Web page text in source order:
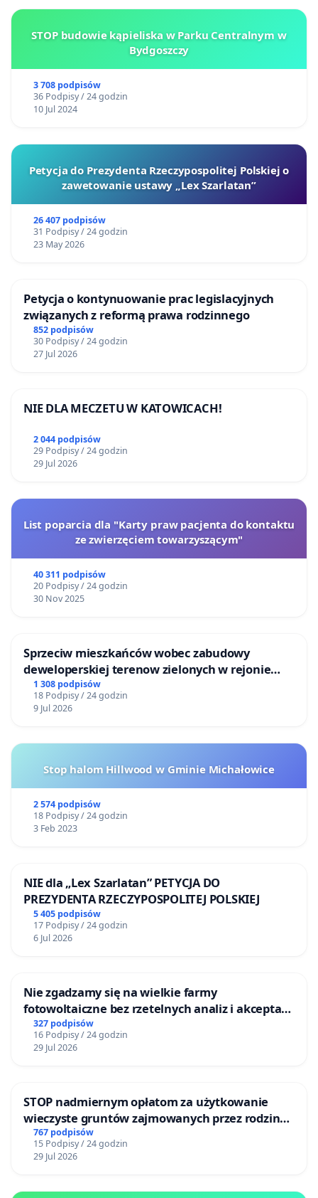
STOP budowie kąpieliska w Parku Centralnym w
Bydgoszczy
3 708 podpisów
36 Podpisy / 24 godzin
10 Jul 2024
Petycja do Prezydenta Rzeczypospolitej Polskiej o
zawetowanie ustawy „Lex Szarlatan”
26 407 podpisów
31 Podpisy / 24 godzin
23 May 2026
Petycja o kontynuowanie prac legislacyjnych
związanych z reformą prawa rodzinnego
852 podpisów
30 Podpisy / 24 godzin
27 Jul 2026
NIE DLA MECZETU W KATOWICACH!
2 044 podpisów
29 Podpisy / 24 godzin
29 Jul 2026
List poparcia dla "Karty praw pacjenta do kontaktu
ze zwierzęciem towarzyszącym"
40 311 podpisów
20 Podpisy / 24 godzin
30 Nov 2025
Sprzeciw mieszkańców wobec zabudowy
deweloperskiej terenow zielonych w rejonie
Bulwarów Straceńskich w Bielsku-Białej
1 308 podpisów
18 Podpisy / 24 godzin
9 Jul 2026
Stop halom Hillwood w Gminie Michałowice
2 574 podpisów
18 Podpisy / 24 godzin
3 Feb 2023
NIE dla „Lex Szarlatan” PETYCJA DO
PREZYDENTA RZECZYPOSPOLITEJ POLSKIEJ
5 405 podpisów
17 Podpisy / 24 godzin
6 Jul 2026
Nie zgadzamy się na wielkie farmy
fotowoltaiczne bez rzetelnych analiz i akceptacji
mieszkańców
327 podpisów
16 Podpisy / 24 godzin
29 Jul 2026
STOP nadmiernym opłatom za użytkowanie
wieczyste gruntów zajmowanych przez rodzinne
ogrody działkowe.
767 podpisów
15 Podpisy / 24 godzin
29 Jul 2026